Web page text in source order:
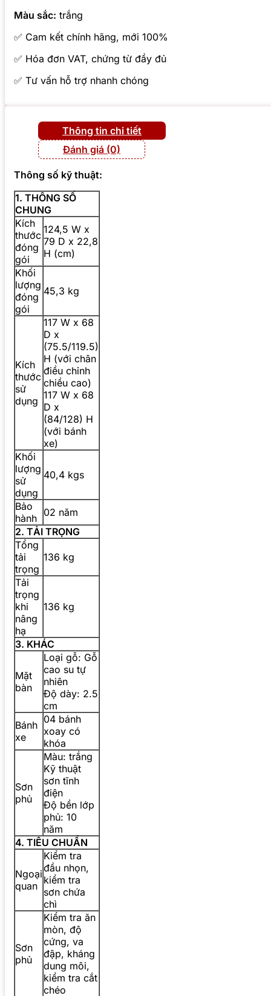
Màu sắc: trắng
✅ Cam kết chính hãng, mới 100%
✅ Hóa đơn VAT, chứng từ đầy đủ
✅ Tư vấn hỗ trợ nhanh chóng
Thông tin chi tiết
Đánh giá (0)
Thông số kỹ thuật:
1. THÔNG SỐ
CHUNG
Kích
thước
đóng
gói
124,5 W x
79 D x 22,8
H (cm)
Khối
lượng
đóng
gói
45,3 kg
Kích
thước
sử
dụng
117 W x 68
D x
(75.5/119.5)
H (với chân
điều chỉnh
chiều cao)
117 W x 68
D x
(84/128) H
(với bánh
xe)
Khối
lượng
sử
dụng
40,4 kgs
Bảo
hành 02 năm
2. TẢI TRỌNG
Tổng
tải
trọng
136 kg
Tải
trọng
khi
nâng
hạ
136 kg
3. KHÁC
Mặt
bàn
Loại gỗ: Gỗ
cao su tự
nhiên
Độ dày: 2.5
cm
Bánh
xe
04 bánh
xoay có
khóa
Sơn
phủ
Màu: trắng
Kỹ thuật
sơn tĩnh
điện
Độ bền lớp
phủ: 10
năm
4. TIÊU CHUẨN
Ngoại
quan
Kiểm tra
đầu nhọn,
kiểm tra
sơn chứa
chì
Sơn
phủ
Kiểm tra ăn
mòn, độ
cứng, va
đập, kháng
dung môi,
kiểm tra cắt
chéo